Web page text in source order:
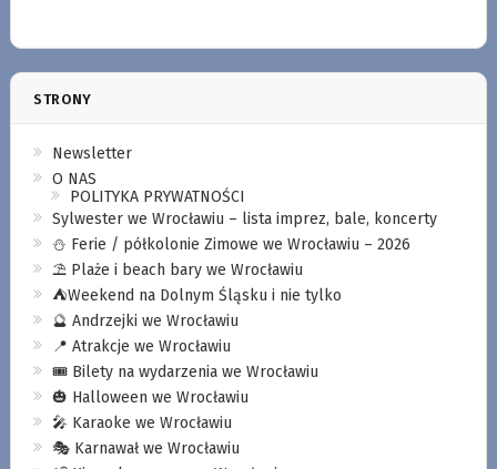
STRONY
Newsletter
O NAS
POLITYKA PRYWATNOŚCI
Sylwester we Wrocławiu – lista imprez, bale, koncerty
⛄️ Ferie / półkolonie Zimowe we Wrocławiu – 2026
⛱️ Plaże i beach bary we Wrocławiu
⛺️Weekend na Dolnym Śląsku i nie tylko
🔮 Andrzejki we Wrocławiu
📍 Atrakcje we Wrocławiu
🎟️ Bilety na wydarzenia we Wrocławiu
🎃 Halloween we Wrocławiu
🎤 Karaoke we Wrocławiu
🎭 Karnawał we Wrocławiu